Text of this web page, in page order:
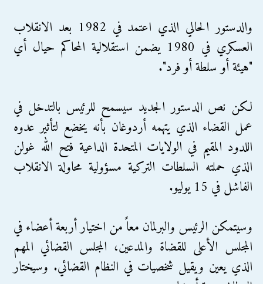
والدستور الحالي الذي اعتمد في 1982 بعد الانقلاب
العسكري في 1980 يضمن استقلالية المحاكم حيال أي
"هيئة أو سلطة أو فرد".
لكن نص الدستور الجديد سيسمح للرئيس بالتدخل في
عمل القضاء الذي يتهمه أردوغان بأنه يخضع لتأثير عدوه
اللدود المقيم في الولايات المتحدة الداعية فتح الله غولن
الذي حملته السلطات التركية مسؤولية محاولة الانقلاب
الفاشل في 15 يوليو.
وسيتمكن الرئيس والبرلمان معاً من اختيار أربعة أعضاء في
المجلس الأعلى للقضاة والمدعين، المجلس القضائي المهم
الذي يعين ويقيل شخصيات في النظام القضائي. وسيختار